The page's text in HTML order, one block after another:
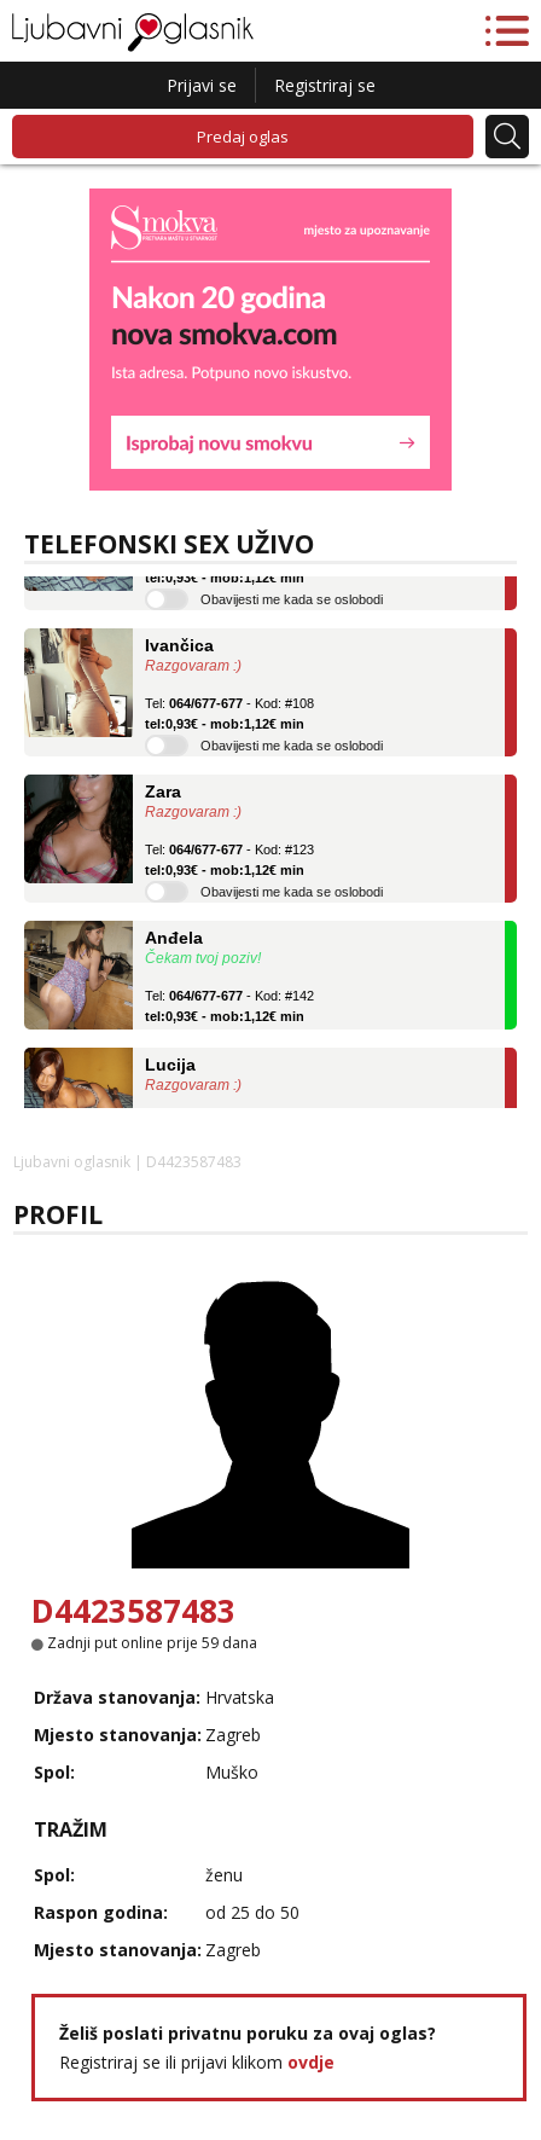
Prijavi se Registriraj se
Predaj oglas
TELEFONSKI SEX UŽIVO
Lucija
Tel: 064/677-677- Kod: #136
Ivančica
Razgovaram :)
Zara
Razgovaram :)
Anđela
Čekam tvoj poziv!
Lucija
Razgovaram :)
Obavijesti me kada se oslobodi
tel:0,93€ - mob:1,12€ min
Obavijesti me kada se oslobodi
Razgovaram :)
064/677-677
tel:0,93€ - mob:1,12€ min
Obavijesti me kada se oslobodi
Čekam tvoj poziv!
tel:0,93€ - mob:1,12€ min
Ljubavni oglasnik | D4423587483
PROFIL
D4423587483
Zadnji put online prije 59 dana
Država stanovanja: Hrvatska
Mjesto stanovanja: Zagreb
Spol:
Muško
TRAŽIM
Spol:
ženu
Raspon godina:
od 25 do 50
Mjesto stanovanja: Zagreb
Želiš poslati privatnu poruku za ovaj oglas?
Registriraj se ili prijavi klikom ovdje